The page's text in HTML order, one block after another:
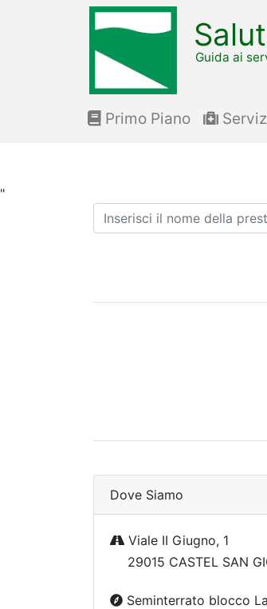
"
Guida ai
Primo Piano
Ricerca
Dove Siamo
Viale II Giugno, 1
29015 CASTEL SAN
Seminterrato blocco